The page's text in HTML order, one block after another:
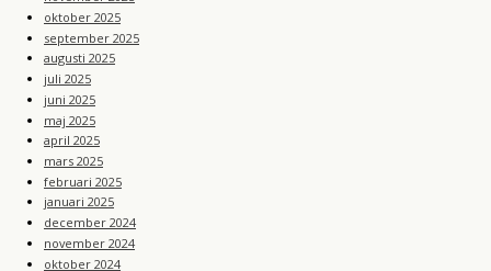
oktober 2025
september 2025
augusti 2025
juli 2025
juni 2025
maj 2025
april 2025
mars 2025
februari 2025
januari 2025
december 2024
november 2024
oktober 2024